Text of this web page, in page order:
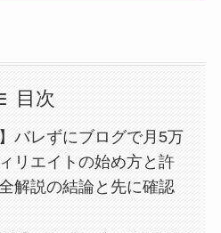
目次
バレずにブログで月5万
リエイトの始め方と許
解説の結論と先に確認